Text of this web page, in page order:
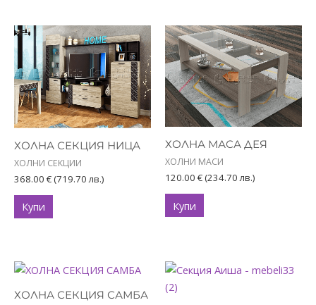
ХОЛНА СЕКЦИЯ НИЦА
ХОЛНИ СЕКЦИИ
368.00 €(719.70 лв.)
Купи
ХОЛНА МАСА ДЕЯ
ХОЛНИ МАСИ
120.00 €(234.70 лв.)
Купи
ХОЛНА СЕКЦИЯ САМБА